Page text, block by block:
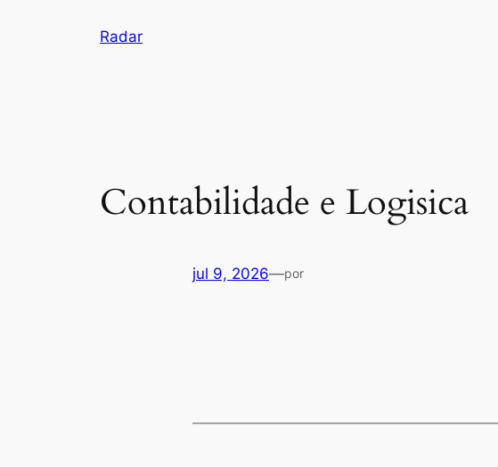
Radar
Contabilidade e Logisica
jul 9, 2026—por